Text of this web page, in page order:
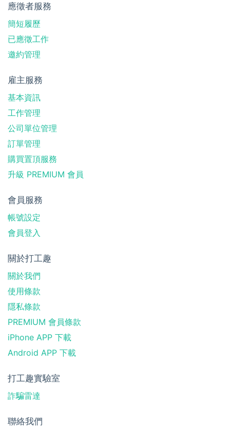
應徵者服務
簡短履歷
已應徵工作
邀約管理
雇主服務
基本資訊
工作管理
公司單位管理
訂單管理
購買置頂服務
升級 PREMIUM 會員
會員服務
帳號設定
會員登入
關於打工趣
關於我們
使用條款
隱私條款
PREMIUM 會員條款
iPhone APP 下載
Android APP 下載
打工趣實驗室
詐騙雷達
聯絡我們